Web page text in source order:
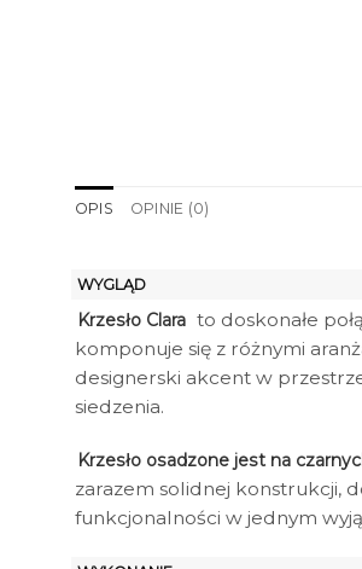
OPIS OPINIE (0)
WYGLĄD
Krzesło Clara to doskonałe
komponuje się z różnymi
designerski akcent w
siedzenia.
Krzesło osadzone jest na
zarazem solidnej konstrukcji,
funkcjonalności w jednym